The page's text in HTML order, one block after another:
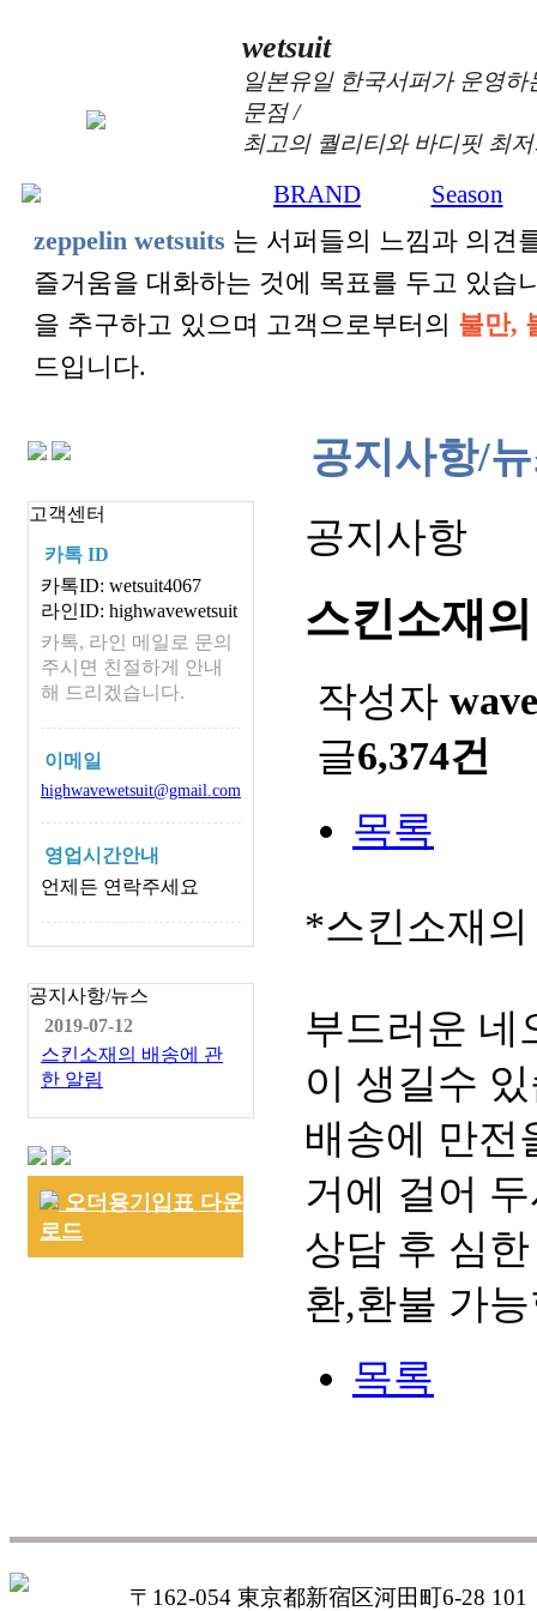
wetsuit
일본유일 한국서퍼가 운영
문점 /
최고의 퀄리티와 바디핏 최
+
BRAND
+
Season
zeppelin wetsuits 는 서퍼들의 느낌과 의견
즐거움을 대화하는 것에 목표를 두고 있
을 추구하고 있으며 고객으로부터의 불만,
드입니다.
고객센터
카톡 ID
카톡ID: wetsuit4067
라인ID: highwavewetsuit
카톡, 라인 메일로 문의
주시면 친절하게 안내
해 드리겠습니다.
이메일
highwavewetsuit@gmail.com
영업시간안내
언제든 연락주세요
공지사항/뉴스
2019-07-12
스킨소재의 배송에 관
한 알림
오더용기입표 다운
로드
공지사항/
공지사항
스킨소재
작성자 wave
글6,374건
목록
*스킨소재
부드러운 네
이 생길수
배송에 만전
거에 걸어
상담 후 심
환,환불 가
목록
〒162-054 東京都新宿区河田町6-28 101